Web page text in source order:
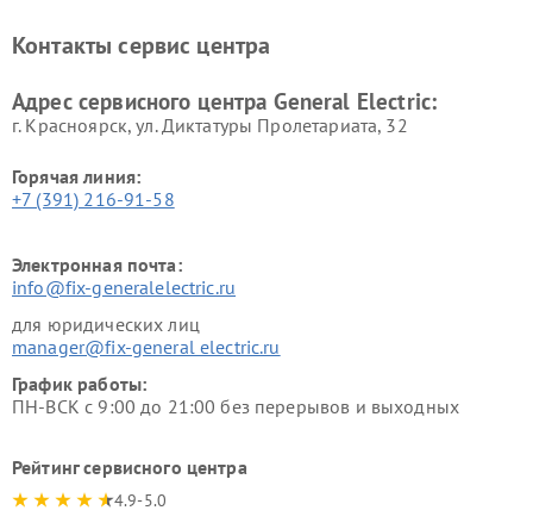
Electric
General Electric
Контакты сервис центра
Адрес сервисного центра General Electric:
г. Красноярск, ул. Диктатуры Пролетариата, 32
Горячая линия:
+7 (391) 216-91-58
Электронная почта:
info@fix-generalelectric.ru
для юридических лиц
manager@fix-general electric.ru
График работы:
ПН-ВСК с 9:00 до 21:00 без перерывов и выходных
Рейтинг сервисного центра
4.9-5.0